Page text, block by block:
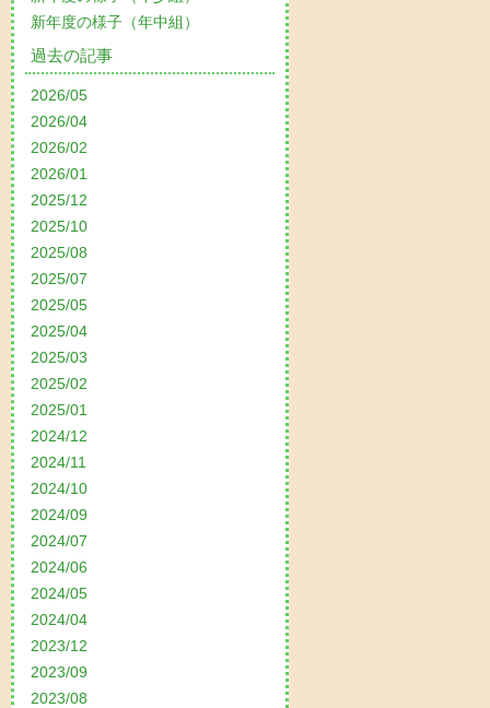
新年度の様子（年中組）
過去の記事
2026/05
2026/04
2026/02
2026/01
2025/12
2025/10
2025/08
2025/07
2025/05
2025/04
2025/03
2025/02
2025/01
2024/12
2024/11
2024/10
2024/09
2024/07
2024/06
2024/05
2024/04
2023/12
2023/09
2023/08